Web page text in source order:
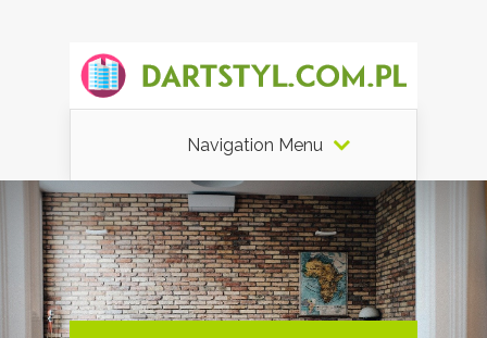
Navigation Menu